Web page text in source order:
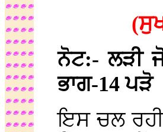
ਨੋਟ:- ਲੜੀ
ਭਾਗ-14 ਪੜੋ
ਇਸ ਚਲ ਰਹੀ